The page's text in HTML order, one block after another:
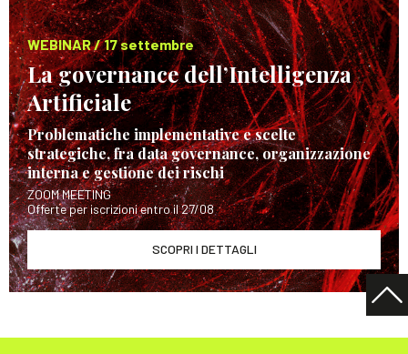
WEBINAR / 17 settembre
La governance dell’Intelligenza
Artificiale
Problematiche implementative e scelte
strategiche, fra data governance, organizzazione
interna e gestione dei rischi
ZOOM MEETING
Offerte per iscrizioni entro il 27/08
SCOPRI I DETTAGLI